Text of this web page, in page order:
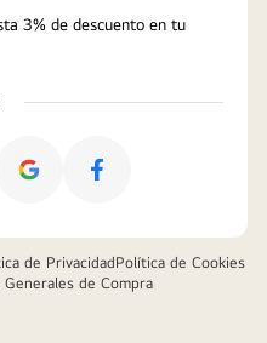
3% de descuento en tu
Google Facebook
de PrivacidadPolítica de Cookies
de Compra